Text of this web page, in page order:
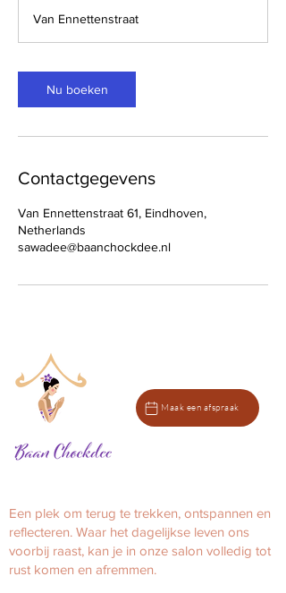
r
Van Ennettenstraat
Nu boeken
Contactgegevens
Van Ennettenstraat 61, Eindhoven,
Netherlands
sawadee@baanchockdee.nl
Een plek om terug te trekken, ontspannen en
reflecteren. Waar het dagelijkse leven ons
voorbij raast, kan je in onze salon volledig tot
rust komen en afremmen.
Maak een afspraak